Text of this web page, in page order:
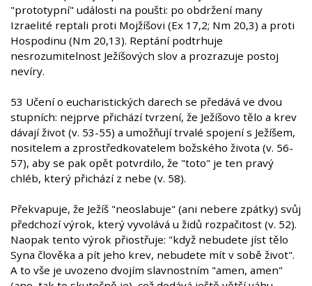
"prototypní" události na poušti: po obdržení many
Izraelité reptali proti Mojžíšovi (Ex 17,2; Nm 20,3) a proti
Hospodinu (Nm 20,13). Reptání podtrhuje
nesrozumitelnost Ježíšových slov a prozrazuje postoj
nevíry.
53 Učení o eucharistických darech se předává ve dvou
stupních: nejprve přichází tvrzení, že Ježíšovo tělo a krev
dávají život (v. 53-55) a umožňují trvalé spojení s Ježíšem,
nositelem a zprostředkovatelem božského života (v. 56-
57), aby se pak opět potvrdilo, že "toto" je ten pravý
chléb, který přichází z nebe (v. 58).
Překvapuje, že Ježíš "neoslabuje" (ani nebere zpátky) svůj
předchozí výrok, který vyvolává u židů rozpačitost (v. 52).
Naopak tento výrok přiostřuje: "když nebudete jíst tělo
Syna člověka a pít jeho krev, nebudete mít v sobě život".
A to vše je uvozeno dvojím slavnostním "amen, amen"